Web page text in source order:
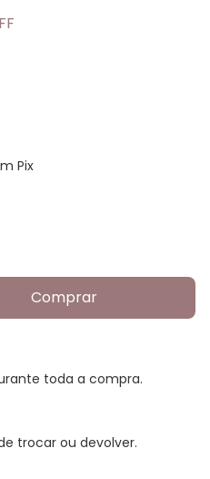
Pix
toda a compra.
trocar ou devolver.